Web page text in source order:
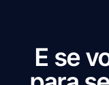
E se